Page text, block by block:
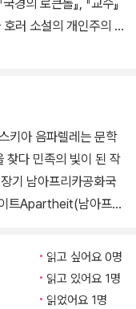
을 가르쳤다. 1977년,
년 영면했다. 19
한 뒤, 자서전과 소설,
문학상 후보로 거론되
과 세계경제포럼이 수
상했고, 넬슨 만델라
가 설립되었다.
경의 로큰롤』, 『교수』
러 소설의 개인주의 연
화국
트Apartheit(남아프리
』(대산세계문학총서
은 현대 아프리카 흑인
부터 망명길에 오른 3
읽고 싶어요 0명
읽고 있어요 1명
읽었어요 1명